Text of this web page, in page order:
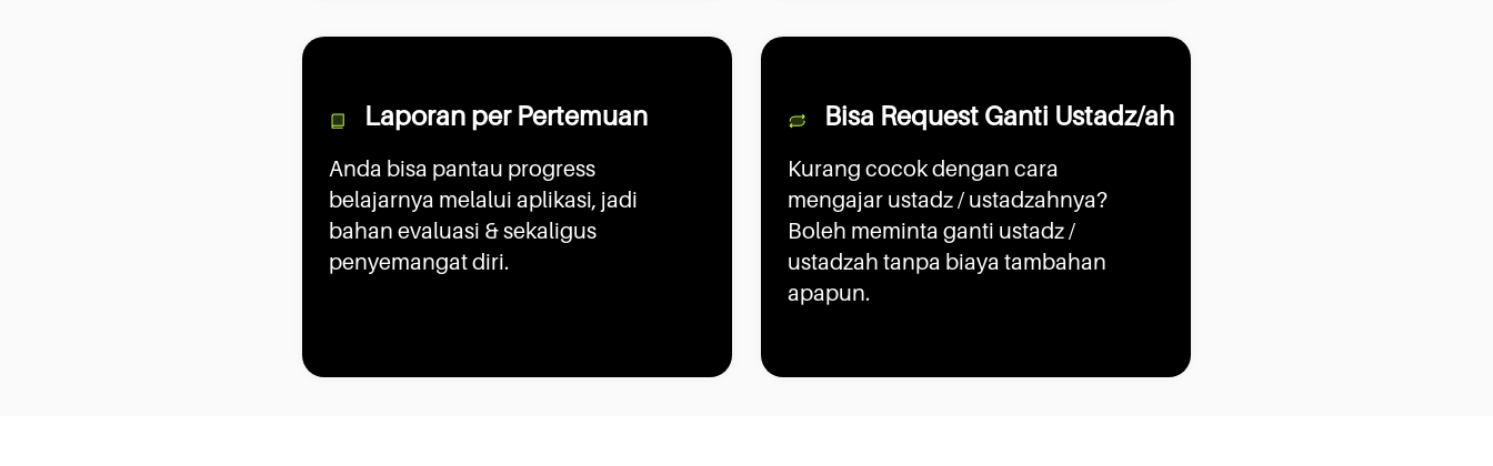
Laporan per Pertemuan
Anda bisa pantau progress
belajarnya melalui aplikasi, jadi
bahan evaluasi & sekaligus
penyemangat diri.
Bisa Request Ganti Ustadz/ah
Kurang cocok dengan cara
mengajar ustadz / ustadzahnya?
Boleh meminta ganti ustadz /
ustadzah tanpa biaya tambahan
apapun.